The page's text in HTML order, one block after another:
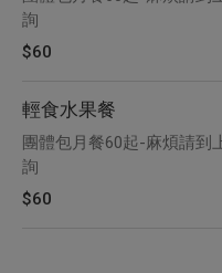
詢
$60
輕食水果餐
團體包月餐60起-麻煩請到
詢
$60